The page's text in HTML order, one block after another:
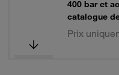
400 bar et
catalogue
Prix